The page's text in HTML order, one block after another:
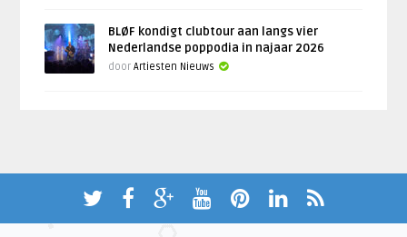
BLØF kondigt clubtour aan langs vier
Nederlandse poppodia in najaar 2026
doorArtiesten Nieuws